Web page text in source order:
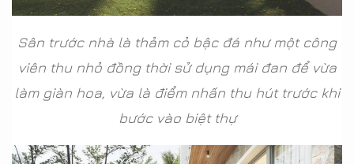
Sân trước nhà là thảm cỏ bậc đá như một công
viên thu nhỏ đồng thời sử dụng mái đan để vừa
làm giàn hoa, vừa là điểm nhấn thu hút trước khi
bước vào biệt thự